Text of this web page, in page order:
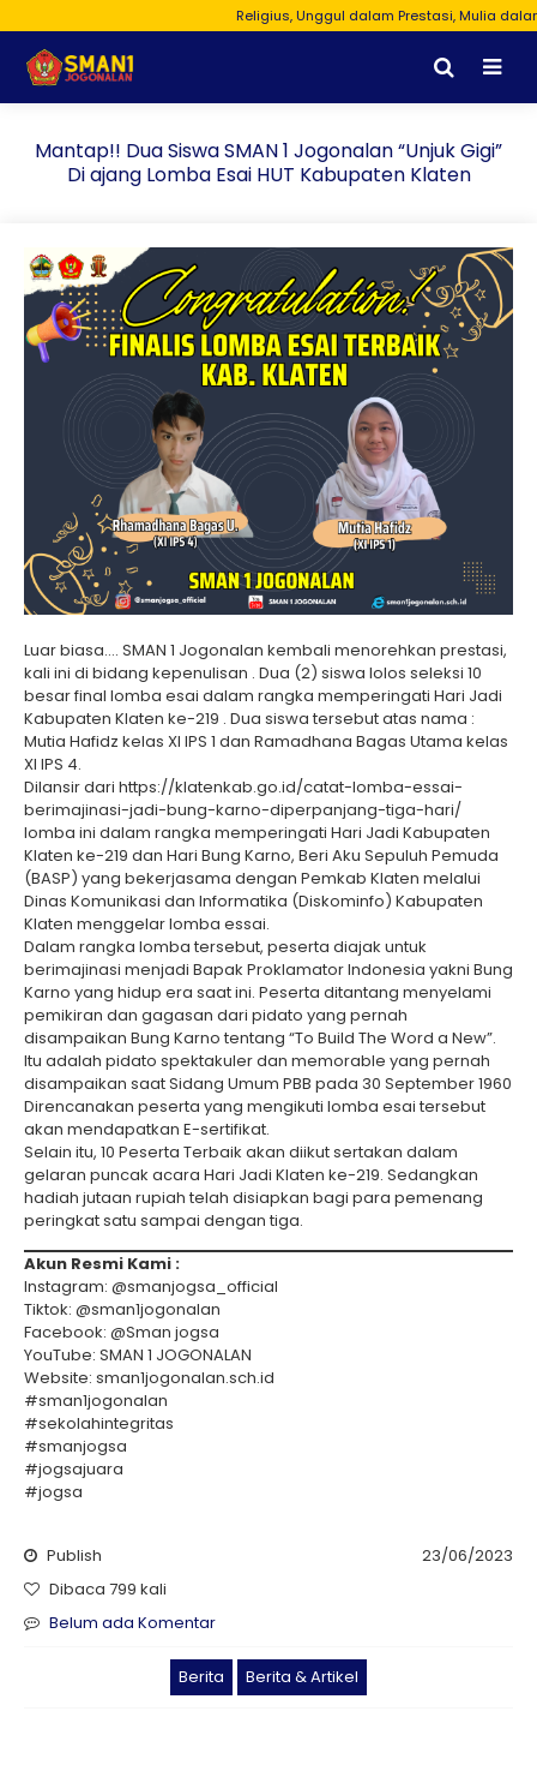
Religius, Unggul dalam Prestasi, Mulia dalam
Mantap!! Dua Siswa SMAN 1 Jogonalan “Unjuk Gigi”
Di ajang Lomba Esai HUT Kabupaten Klaten
Luar biasa…. SMAN 1 Jogonalan kembali menorehkan prestasi,
kali ini di bidang kepenulisan . Dua (2) siswa lolos seleksi 10
besar final lomba esai dalam rangka memperingati Hari Jadi
Kabupaten Klaten ke-219 . Dua siswa tersebut atas nama :
Mutia Hafidz kelas XI IPS 1 dan Ramadhana Bagas Utama kelas
XI IPS 4.
Dilansir dari https://klatenkab.go.id/catat-lomba-essai-
berimajinasi-jadi-bung-karno-diperpanjang-tiga-hari/
lomba ini dalam rangka memperingati Hari Jadi Kabupaten
Klaten ke-219 dan Hari Bung Karno, Beri Aku Sepuluh Pemuda
(BASP) yang bekerjasama dengan Pemkab Klaten melalui
Dinas Komunikasi dan Informatika (Diskominfo) Kabupaten
Klaten menggelar lomba essai.
Dalam rangka lomba tersebut, peserta diajak untuk
berimajinasi menjadi Bapak Proklamator Indonesia yakni Bung
Karno yang hidup era saat ini. Peserta ditantang menyelami
pemikiran dan gagasan dari pidato yang pernah
disampaikan Bung Karno tentang “To Build The Word a New”.
Itu adalah pidato spektakuler dan memorable yang pernah
disampaikan saat Sidang Umum PBB pada 30 September 1960
Direncanakan peserta yang mengikuti lomba esai tersebut
akan mendapatkan E-sertifikat.
Selain itu, 10 Peserta Terbaik akan diikut sertakan dalam
gelaran puncak acara Hari Jadi Klaten ke-219. Sedangkan
hadiah jutaan rupiah telah disiapkan bagi para pemenang
peringkat satu sampai dengan tiga.
Akun Resmi Kami :
Instagram: @smanjogsa_official
Tiktok: @sman1jogonalan
Facebook: @Sman jogsa
YouTube: SMAN 1 JOGONALAN
Website: sman1jogonalan.sch.id
#sman1jogonalan
#sekolahintegritas
#smanjogsa
#jogsajuara
#jogsa
Publish
23/06/2023
Dibaca 799 kali
Belum ada Komentar
Berita Berita & Artikel